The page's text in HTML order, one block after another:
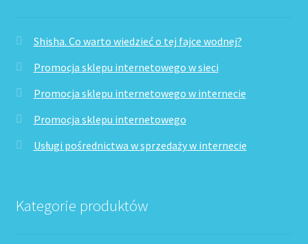
Shisha. Co warto wiedzieć o tej fajce wodnej?
Promocja sklepu internetowego w sieci
Promocja sklepu internetowego w internecie
Promocja sklepu internetowego
Usługi pośrednictwa w sprzedaży w internecie
Kategorie produktów